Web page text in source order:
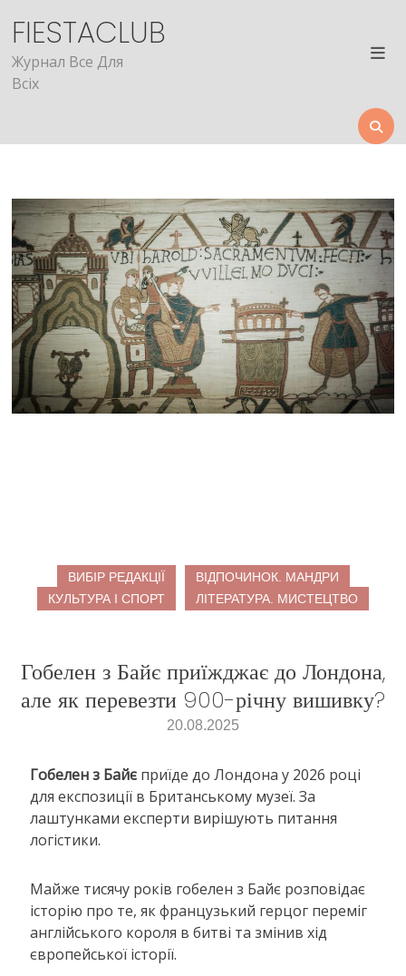
content
FIESTACLUB
Журнал Все Для
Всіх
ВИБІР РЕДАКЦІЇ
ВІДПОЧИНОК. МАНДРИ
КУЛЬТУРА І СПОРТ
ЛІТЕРАТУРА. МИСТЕЦТВО
Гобелен з Байє приїжджає до Лондона,
але як перевезти 900-річну вишивку?
20.08.2025
Гобелен з Байє приїде до Лондона у 2026 році
для експозиції в Британському музеї. За
лаштунками експерти вирішують питання
логістики.
Майже тисячу років гобелен з Байє розповідає
історію про те, як французький герцог переміг
англійського короля в битві та змінив хід
європейської історії.